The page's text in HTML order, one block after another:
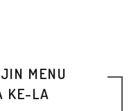
MENU
KE-LA